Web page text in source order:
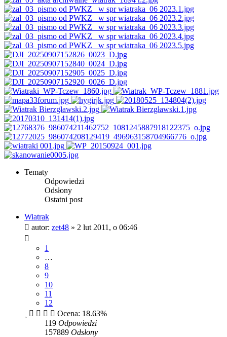
Tematy
Odpowiedzi
Odsłony
Ostatni post
Wiatrak
autor: zet48 » 2 lut 2011, o 06:46
1
…
8
9
10
11
12
Ocena: 18.63%
119 Odpowiedzi
157889 Odsłony